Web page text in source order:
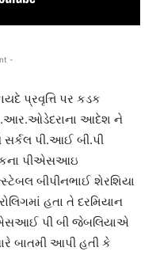
-
પ્રવૃત્તિ પર કડક
આદેશ ને
સર્કલ પી.આઈ બી.પી
પીએસઆઇ
બીપીનભાઈ શેરશિયા
હતા તે દરમિયાન
પી બી જેબલિયાએ
બાતમી આપી હતી કે